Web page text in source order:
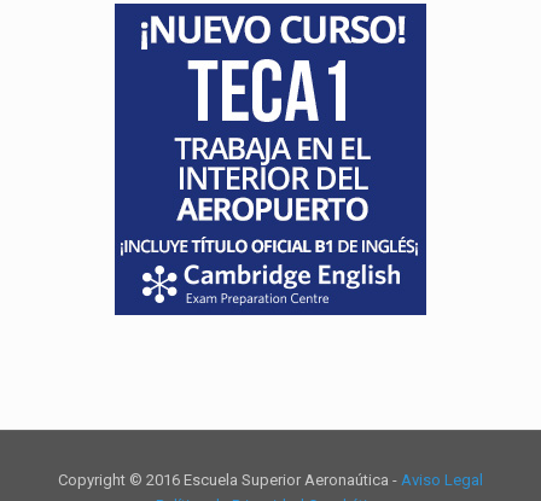
Copyright © 2016 Escuela Superior Aeronaútica - Aviso Legal